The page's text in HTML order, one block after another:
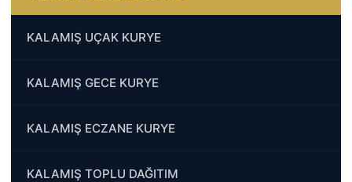
KALAMIŞ UÇAK KURYE
KALAMIŞ GECE KURYE
KALAMIŞ ECZANE KURYE
KALAMIŞ TOPLU DAĞITIM